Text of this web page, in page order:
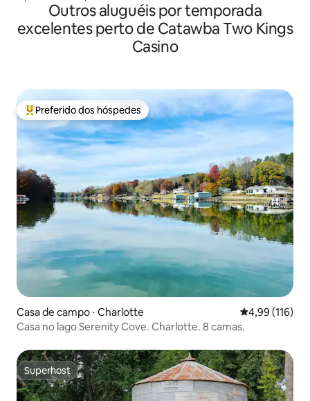
Outros aluguéis por temporada
excelentes perto de Catawba Two Kings
Casino
Entre os melhores preferidos dos hóspedes
Preferido dos hóspedes
Casa de campo ⋅ Charlotte 4,99 de uma
4,99 (116)
Casa no lago Serenity Cove. Charlotte. 8 camas.
Superhost
Superhost